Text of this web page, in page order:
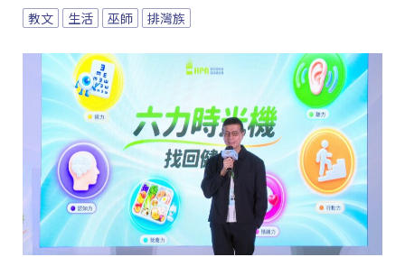
教文 生活 巫師 排灣族